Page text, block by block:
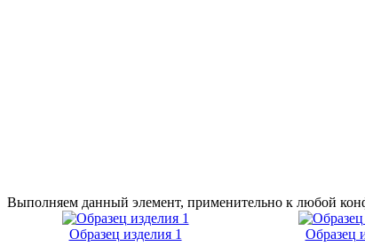
Выполняем данный элемент, применительно к любой
Образец изделия 1 Образец